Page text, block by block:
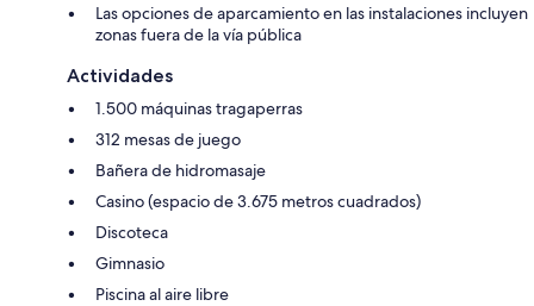
Las opciones de aparcamiento en las instalaciones incluyen
zonas fuera de la vía pública
Actividades
1.500 máquinas tragaperras
312 mesas de juego
Bañera de hidromasaje
Casino (espacio de 3.675 metros cuadrados)
Discoteca
Gimnasio
Piscina al aire libre